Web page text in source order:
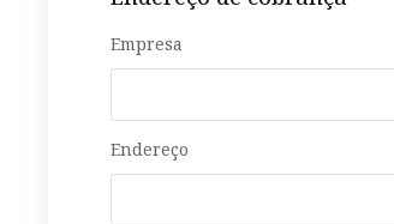
Empresa
Endereço